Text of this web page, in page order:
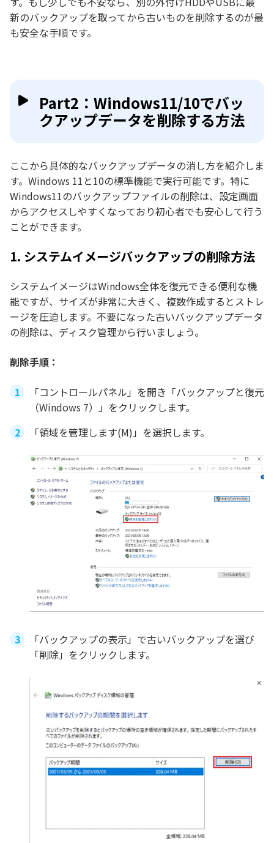
新のバックアップを取ってから古いものを削除するのが最
も安全な手順です。
Part2：Windows11/10でバッ
クアップデータを削除する方法
ここから具体的なバックアップデータの消し方を紹介しま
す。Windows 11と10の標準機能で実行可能です。特に
Windows11のバックアップファイルの削除は、設定画面
からアクセスしやすくなっており初心者でも安心して行う
ことができます。
1. システムイメージバックアップの削除方法
システムイメージはWindows全体を復元できる便利な機
能ですが、サイズが非常に大きく、複数作成するとストレ
ージを圧迫します。不要になった古いバックアップデータ
の削除は、ディスク管理から行いましょう。
削除手順：
「コントロールパネル」を開き「バックアップと復元
（Windows 7）」をクリックします。
「領域を管理します(M)」を選択します。
「バックアップの表示」で古いバックアップを選び
「削除」をクリックします。